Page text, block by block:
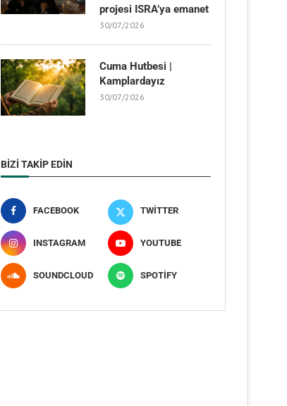
projesi ISRA’ya emanet
30/07/2026
Cuma Hutbesi |
Kamplardayız
30/07/2026
BIZI TAKIP EDIN
FACEBOOK TWITTER
INSTAGRAM YOUTUBE
SOUNDCLOUD SPOTIFY